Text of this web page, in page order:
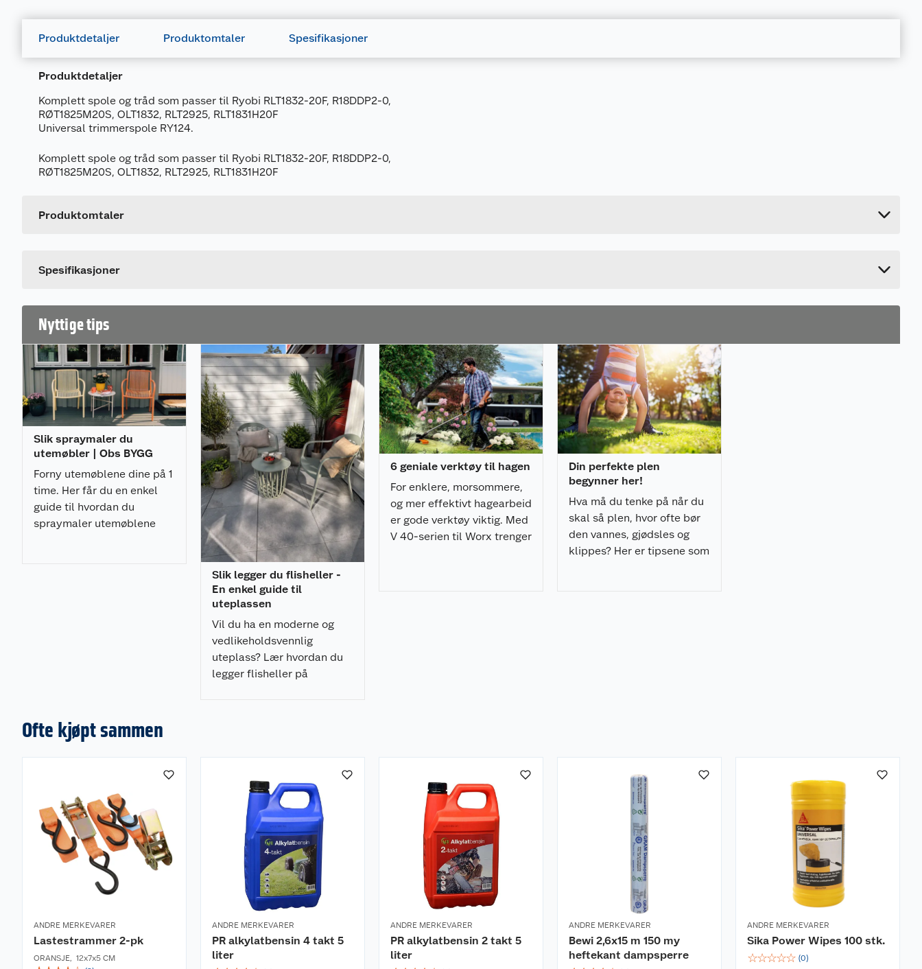
Produktdetaljer Produktomtaler Spesifikasjoner
Produktdetaljer
Komplett spole og tråd som passer til Ryobi RLT1832-20F, R18DDP2-0,
RØT1825M20S, OLT1832, RLT2925, RLT1831H20F
Universal trimmerspole RY124.
Komplett spole og tråd som passer til Ryobi RLT1832-20F, R18DDP2-0,
RØT1825M20S, OLT1832, RLT2925, RLT1831H20F
Produktomtaler
Spesifikasjoner
Generelt
Leverandørens artikkelnummer
Nyttige tips
Slik spraymaler du
utemøbler | Obs BYGG
Forny utemøblene dine på 1
time. Her får du en enkel
guide til hvordan du
spraymaler utemøblene
Slik legger du flisheller -
En enkel guide til
uteplassen
Vil du ha en moderne og
vedlikeholdsvennlig
uteplass? Lær hvordan du
legger flisheller på
6 geniale verktøy til hagen
For enklere, morsommere,
og mer effektivt hagearbeid
er gode verktøy viktig. Med
V 40-serien til Worx trenger
Din perfekte plen
begynner her!
Hva må du tenke på når du
skal så plen, hvor ofte bør
den vannes, gjødsles og
klippes? Her er tipsene som
Ofte kjøpt sammen
ANDRE MERKEVARER
Lastestrammer 2-pk
ORANSJE, 12x7x5 CM
ANDRE MERKEVARER
PR alkylatbensin 4 takt 5
liter
ANDRE MERKEVARER
PR alkylatbensin 2 takt 5
liter
ANDRE MERKEVARER
Bewi 2,6x15 m 150 my
heftekant dampsperre
ANDRE MERKEVARER
Sika Power Wipes 100 stk.
☆☆☆☆☆ (0)